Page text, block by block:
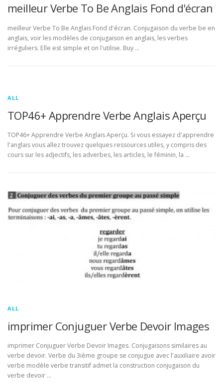
meilleur Verbe To Be Anglais Fond d'écran
meilleur Verbe To Be Anglais Fond d'écran. Conjugaison du verbe be en
anglais, voir les modèles de conjugaison en anglais, les verbes
irréguliers. Elle est simple et on l'utilise. Buy …
ALL
TOP46+ Apprendre Verbe Anglais Aperçu
TOP46+ Apprendre Verbe Anglais Aperçu. Si vous essayez d'apprendre
l'anglais vous allez trouvez quelques ressources utiles, y compris des
cours sur les adjectifs, les adverbes, les articles, le féminin, la …
ALL
imprimer Conjuguer Verbe Devoir Images
imprimer Conjuguer Verbe Devoir Images. Conjugaisons similaires au
verbe devoir. Verbe du 3ième groupe se conjugue avec l'auxiliaire avoir
verbe modèle verbe transitif admet la construction conjugaison du
verbe devoir …